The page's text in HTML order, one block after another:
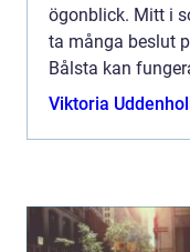
ögonblick. Mitt i
ta många beslut
Bålsta kan
praktiska frågor
Viktoria